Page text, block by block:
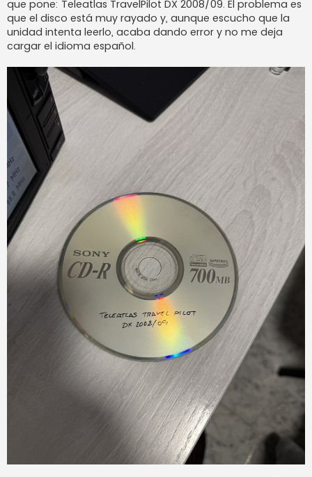
que pone: Teleatlas TravelPilot DX 2008/09. El problema es
que el disco está muy rayado y, aunque escucho que la
unidad intenta leerlo, acaba dando error y no me deja
cargar el idioma español.